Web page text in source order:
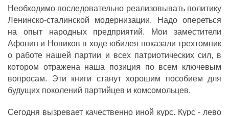
Необходимо последовательно реализовывать политику
Ленинско-сталинской модернизации. Надо опереться
на опыт народных предприятий. Мои заместители
Афонин и Новиков в ходе юбилея показали трехтомник
о работе нашей партии и всех патриотических сил, в
котором отражена наша позиция по всем ключевым
вопросам. Эти книги станут хорошим пособием для
будущих поколений партийцев и комсомольцев.
Сегодня вызревает качественно иной курс. Курс - лево